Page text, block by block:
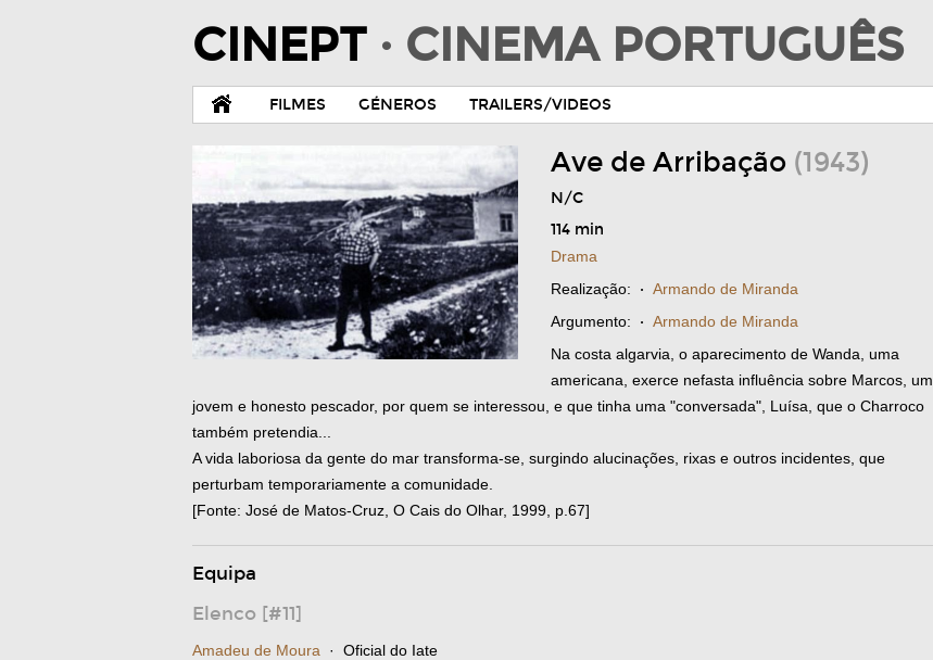
CINEPT · CINEMA PORTUGUÊS
FILMES GÉNEROS TRAILERS/VIDEOS
Ave de Arribação (1943)
N/C
114 min
Drama
Realização: · Armando de Miranda
Argumento: · Armando de Miranda
Na costa algarvia, o aparecimento de Wanda, uma
americana, exerce nefasta influência sobre Marcos, um
jovem e honesto pescador, por quem se interessou, e que tinha uma "conversada", Luísa, que o Charroco
também pretendia...
A vida laboriosa da gente do mar transforma-se, surgindo alucinações, rixas e outros incidentes, que
perturbam temporariamente a comunidade.
[Fonte: José de Matos-Cruz, O Cais do Olhar, 1999, p.67]
Equipa
Elenco [#11]
Amadeu de Moura · Oficial do Iate